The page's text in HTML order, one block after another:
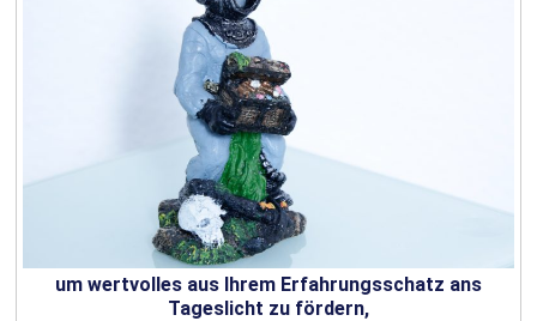
um wertvolles aus Ihrem Erfahrungsschatz ans
Tageslicht zu fördern,